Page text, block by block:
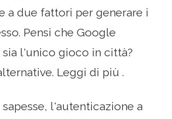
a due fattori per generare i
Pensi che Google
l'unico gioco in città?
Leggi di più .
l'autenticazione a